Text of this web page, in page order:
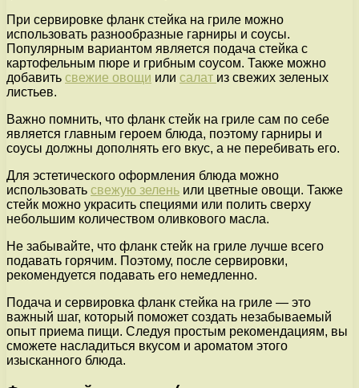
При сервировке фланк стейка на гриле можно
использовать разнообразные гарниры и соусы.
Популярным вариантом является подача стейка с
картофельным пюре и грибным соусом. Также можно
добавить свежие овощи или салат из свежих зеленых
листьев.
Важно помнить, что фланк стейк на гриле сам по себе
является главным героем блюда, поэтому гарниры и
соусы должны дополнять его вкус, а не перебивать его.
Для эстетического оформления блюда можно
использовать свежую зелень или цветные овощи. Также
стейк можно украсить специями или полить сверху
небольшим количеством оливкового масла.
Не забывайте, что фланк стейк на гриле лучше всего
подавать горячим. Поэтому, после сервировки,
рекомендуется подавать его немедленно.
Подача и сервировка фланк стейка на гриле — это
важный шаг, который поможет создать незабываемый
опыт приема пищи. Следуя простым рекомендациям, вы
сможете насладиться вкусом и ароматом этого
изысканного блюда.